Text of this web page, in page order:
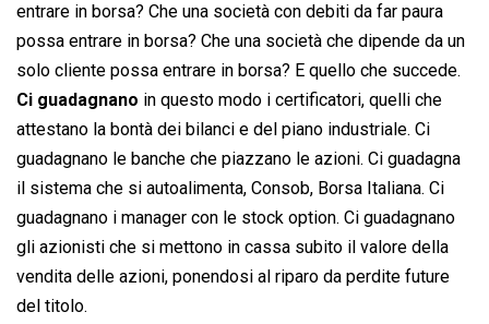
entrare in borsa? Che una società con debiti da far paura
possa entrare in borsa? Che una società che dipende da un
solo cliente possa entrare in borsa? E quello che succede.
Ci guadagnano in questo modo i certificatori, quelli che
attestano la bontà dei bilanci e del piano industriale. Ci
guadagnano le banche che piazzano le azioni. Ci guadagna
il sistema che si autoalimenta, Consob, Borsa Italiana. Ci
guadagnano i manager con le stock option. Ci guadagnano
gli azionisti che si mettono in cassa subito il valore della
vendita delle azioni, ponendosi al riparo da perdite future
del titolo.